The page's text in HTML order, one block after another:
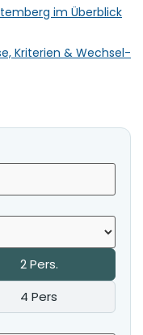
im Überblick
Kriterien & Wechsel-
2 Pers.
4 Pers